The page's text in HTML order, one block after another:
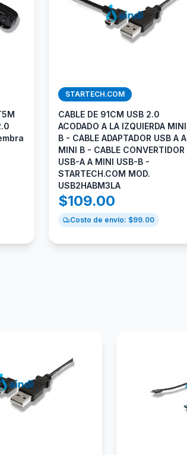
STARTECH.COM
CABLE DE 91CM USB 2.0
ACODADO A LA IZQUIERDA MINI
B - CABLE ADAPTADOR USB A A
MINI B - CABLE CONVERTIDOR
USB-A A MINI USB-B -
STARTECH.COM MOD.
USB2HABM3LA
$109.00
Costo de envío: $99.00